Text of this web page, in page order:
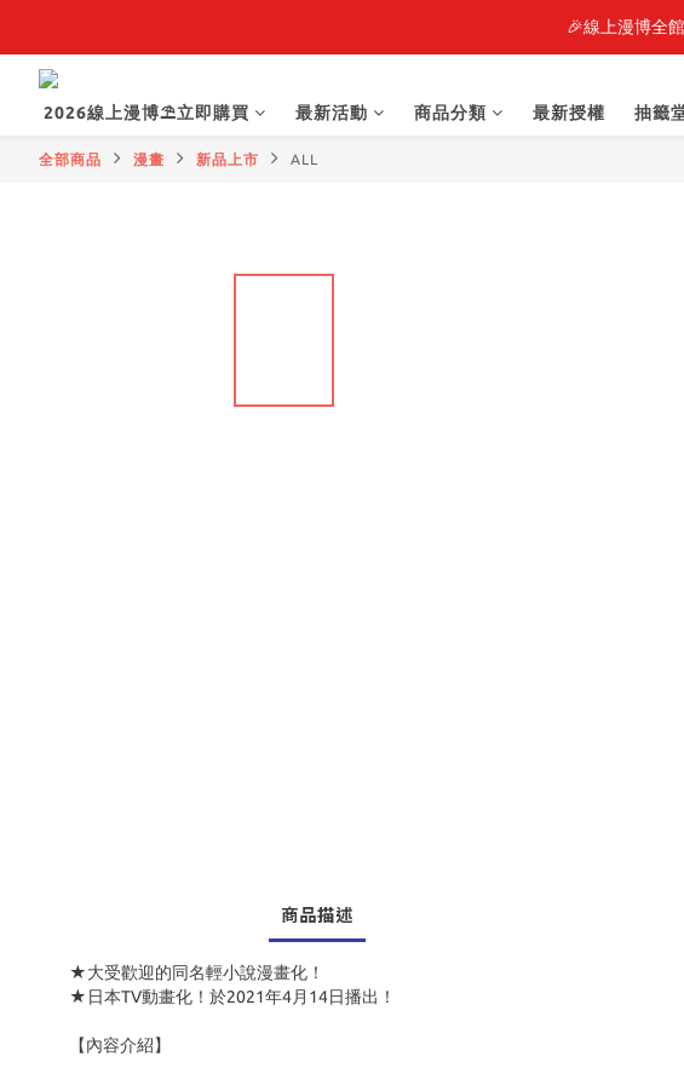
🎉線上漫博全
2026線上漫博⛱️立即購買
最新活動 商品分類 最新授權 抽籤
全部商品 漫畫 新品上市 ALL
商品描述
★大受歡迎的同名輕小說漫畫化！
★日本TV動畫化！於2021年4月14日播出！
【內容介紹】